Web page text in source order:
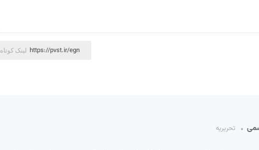
لینک کوتاه https://pvst.ir/egn
تحریریه